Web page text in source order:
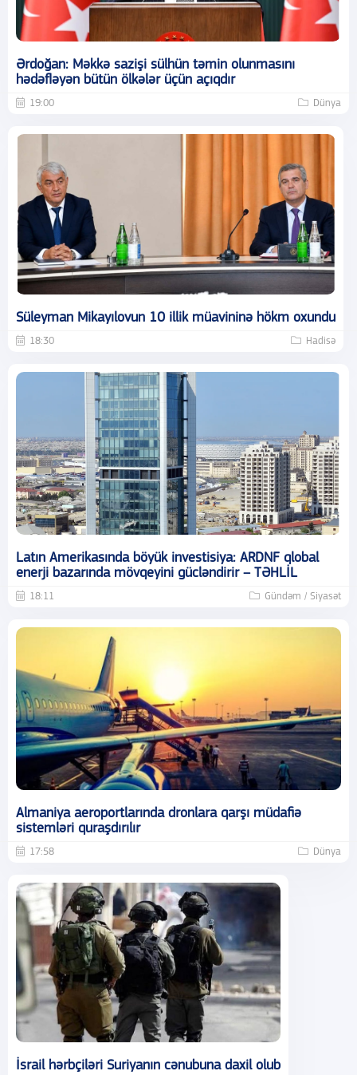
Ərdoğan: Məkkə sazişi sülhün təmin olunmasını
hədəfləyən bütün ölkələr üçün açıqdır
19:00 Dünya
Süleyman Mikayılovun 10 illik müavininə hökm oxundu
18:30 Hadisə
Latın Amerikasında böyük investisiya: ARDNF qlobal
enerji bazarında mövqeyini gücləndirir – TƏHLİL
18:11 Gündəm / Siyasət
Almaniya aeroportlarında dronlara qarşı müdafiə
sistemləri quraşdırılır
17:58 Dünya
İsrail hərbçiləri Suriyanın cənubuna daxil olub